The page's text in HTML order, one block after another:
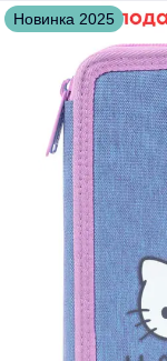
Новинка 2025